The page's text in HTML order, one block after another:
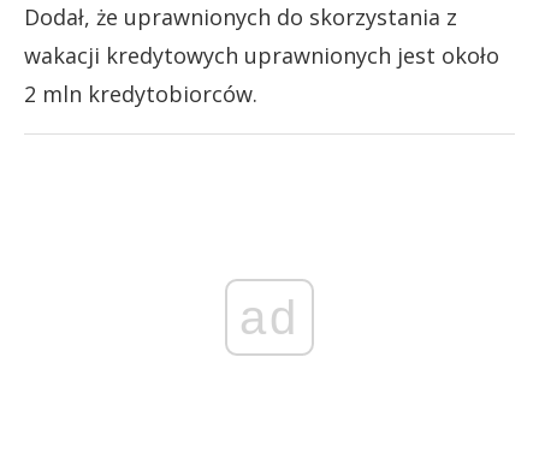
Dodał, że uprawnionych do skorzystania z
wakacji kredytowych uprawnionych jest około
2 mln kredytobiorców.
ad